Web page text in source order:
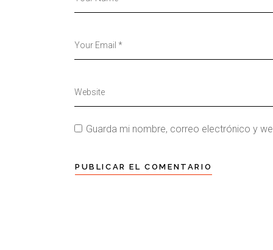
Guarda mi nombre, correo electrónico y
PUBLICAR EL COMENTARIO